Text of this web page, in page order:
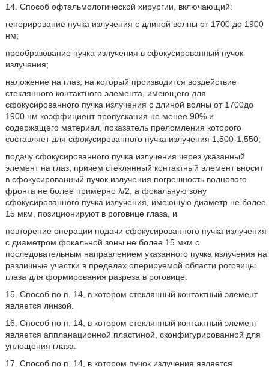
14. Способ офтальмологической хирургии, включающий:
генерирование пучка излучения с длиной волны от 1700 до 1900
нм;
преобразование пучка излучения в сфокусированный пучок
излучения;
наложение на глаз, на который производится воздействие
стеклянного контактного элемента, имеющего для
сфокусированного пучка излучения с длиной волны от 1700до
1900 нм коэффициент пропускания не менее 90% и
содержащего материал, показатель преломления которого
составляет для сфокусированного пучка излучения 1,500-1,550;
подачу сфокусированного пучка излучения через указанный
элемент на глаз, причем стеклянный контактный элемент вносит
в сфокусированный пучок излучения погрешность волнового
фронта не более примерно λ/2, а фокальную зону
сфокусированного пучка излучения, имеющую диаметр не более
15 мкм, позиционируют в роговице глаза, и
повторение операции подачи сфокусированного пучка излучения
с диаметром фокальной зоны не более 15 мкм с
последовательным направлением указанного пучка излучения на
различные участки в пределах оперируемой области роговицы
глаза для формирования разреза в роговице.
15. Способ по п. 14, в котором стеклянный контактный элемент
является линзой.
16. Способ по п. 14, в котором стеклянный контактный элемент
является аппланационной пластиной, сконфигурированной для
уплощения глаза.
17. Способ по п. 14, в котором пучок излучения является